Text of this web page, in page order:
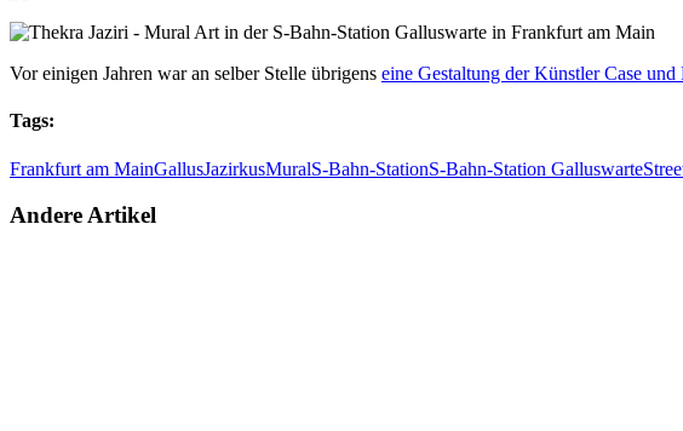
Vor einigen Jahren war an selber Stelle übrigens eine Gestaltung der Künstler Case und
Tags:
Frankfurt am MainGallusJazirkusMuralS-Bahn-StationS-Bahn-Station Galluswarte
Andere Artikel